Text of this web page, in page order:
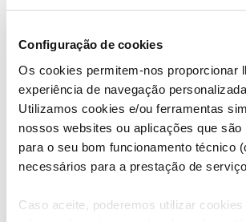
Configuração de cookies
Os cookies permitem-nos proporcionar
experiência de navegação
Utilizamos cookies e/ou ferramentas
nossos websites ou aplicações que são
para o seu bom funcionamento técnico
necessários para a prestação de
Caso aceite, poderemos utilizar
nada.
F 1 pessoa gostou